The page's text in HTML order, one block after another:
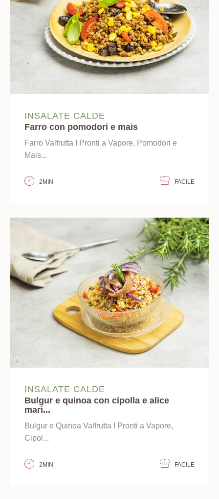
INSALATE CALDE
Farro con pomodori e mais
Farro Valfrutta I Pronti a Vapore, Pomodori e
Mais...
2MIN FACILE
INSALATE CALDE
Bulgur e quinoa con cipolla e alice
mari...
Bulgur e Quinoa Valfrutta I Pronti a Vapore,
Cipol...
2MIN FACILE